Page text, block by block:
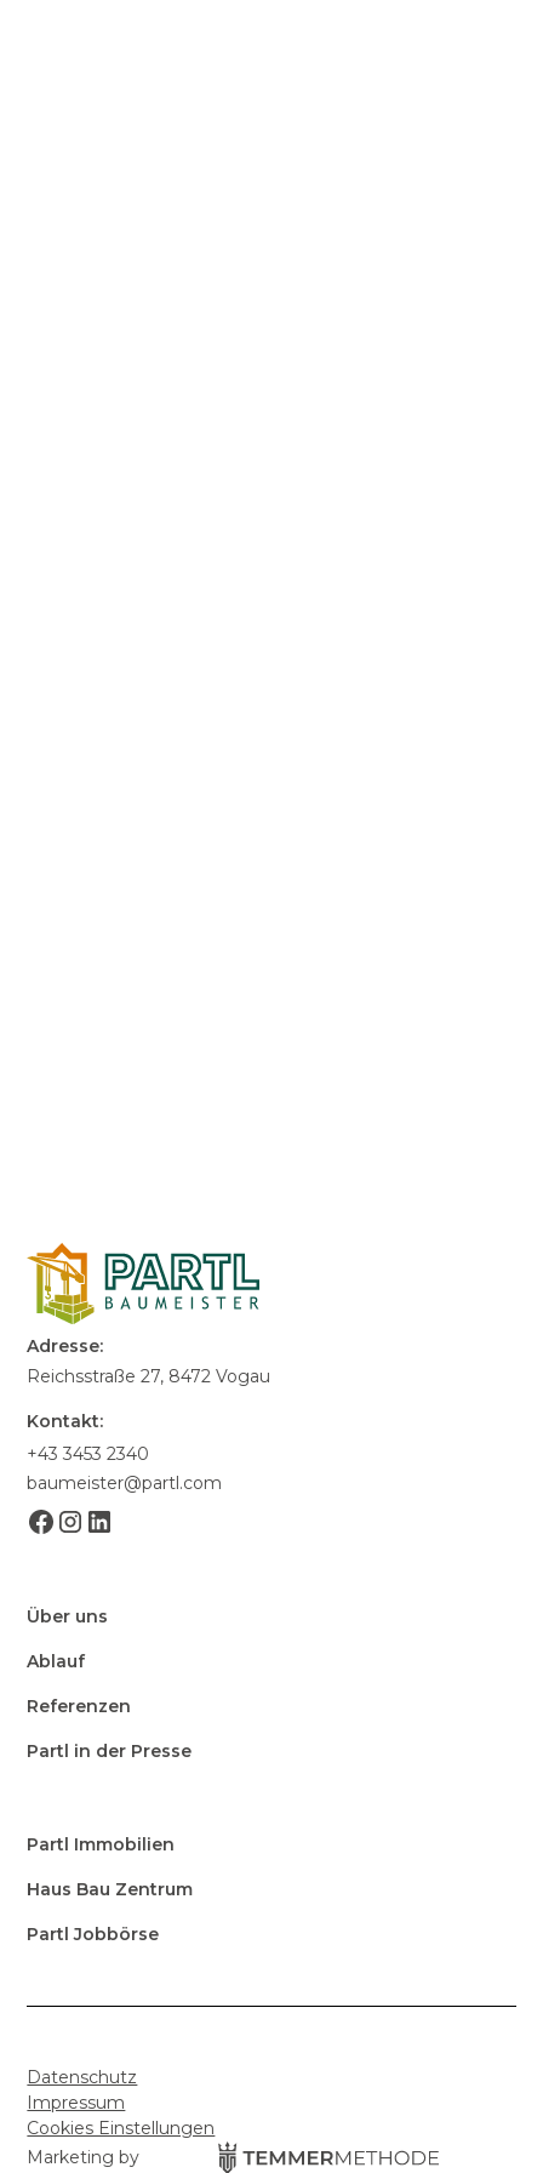
Adresse:
Reichsstraße 27, 8472 Vogau
Kontakt:
+43 3453 2340
baumeister@partl.com
Über uns
Ablauf
Referenzen
Partl in der Presse
Partl Immobilien
Haus Bau Zentrum
Partl Jobbörse
Marketing by
Datenschutz
Impressum
Cookies Einstellungen